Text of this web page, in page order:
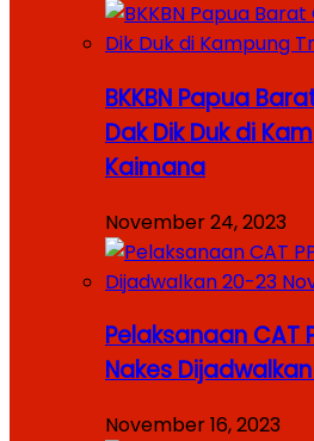
BKKBN Papua
Dak Dik Duk di
Kaimana
November 24, 2023
Pelaksanaan CAT
Nakes
November 16, 2023